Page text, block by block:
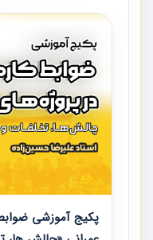
پکیج آموزشی